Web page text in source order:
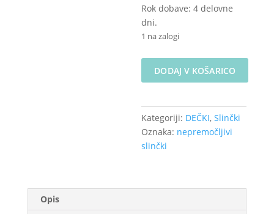
Rok dobave: 4 delovne
dni.
1 na zalogi
slinček
Jeans
moder
melanž
količina
DODAJ V KOŠARICO
Kategoriji: DEČKI,Slinčki
Oznaka: nepremočljivi
slinčki
Opis